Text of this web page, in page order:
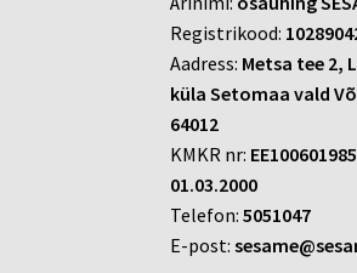
Registrikood:
Aadress: Metsa tee 2,
küla Setomaa vald
64012
KMKR nr:
01.03.2000
Telefon:5051047
E-post: